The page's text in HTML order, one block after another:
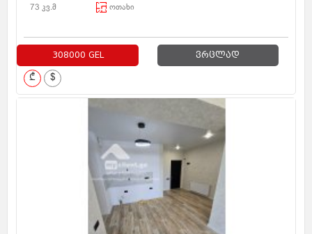
73 კვ.მ ოთახი
308000 GEL ვრცლად
₾ $